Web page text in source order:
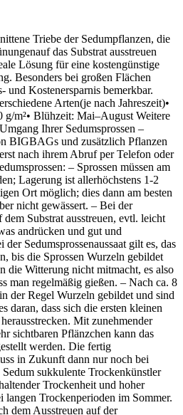
Triebe der Sedumpflanzen, die
das Substrat ausstreuen
Lösung für eine kostengünstige
Besonders bei großen Flächen
und Kostenersparnis bemerkbar.
Arten(je nach Jahreszeit)•
g/m²• Blühzeit: Mai–August Weitere
Ihrer Sedumsprossen –
BIGBAGs und zusätzlich Pflanzen
nach ihrem Abruf per Telefon oder
– Sprossen müssen am
Lagerung ist allerhöchstens 1-2
Ort möglich; dies dann am besten
nicht gewässert. – Bei der
Substrat ausstreuen, evtl. leicht
andrücken und gut und
Sedumsprossenaussaat gilt es, das
bis die Sprossen Wurzeln gebildet
die Witterung nicht mitmacht, es also
man regelmäßig gießen. – Nach ca. 8
der Regel Wurzeln gebildet und sind
daran, dass sich die ersten kleinen
Mit zunehmender
sichtbaren Pflänzchen kann das
werden. Die fertig
in Zukunft dann nur noch bei
sukkulente Trockenkünstler
Trockenheit und hoher
langen Trockenperioden im Sommer.
dem Ausstreuen auf der